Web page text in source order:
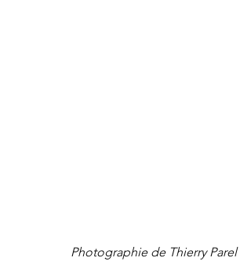
Photographie de Thierry Parel